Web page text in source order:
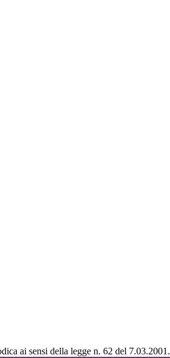
ai sensi della legge n. 62 del 7.03.2001.